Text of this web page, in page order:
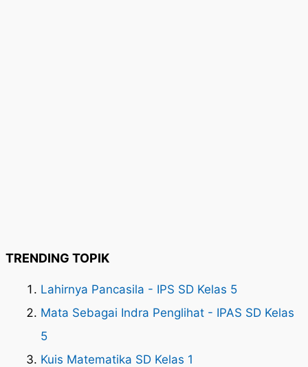
TRENDING TOPIK
Lahirnya Pancasila - IPS SD Kelas 5
Mata Sebagai Indra Penglihat - IPAS SD Kelas
5
Kuis Matematika SD Kelas 1